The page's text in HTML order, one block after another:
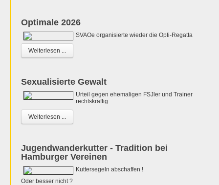
Optimale 2026
SVAOe organisierte wieder die Opti-Regatta
Weiterlesen ...
Sexualisierte Gewalt
Urteil gegen ehemaligen FSJler und Trainer
rechtskräftig
Weiterlesen ...
Jugendwanderkutter - Tradition bei
Hamburger Vereinen
Kuttersegeln abschaffen !
Oder besser nicht ?